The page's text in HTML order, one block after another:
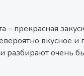
– прекрасная
вкусное
разбирают очень